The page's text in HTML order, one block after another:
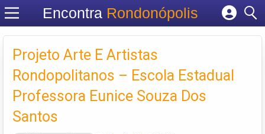
Encontra Rondonópolis
Cadastrar empresa
Criar conta
Projeto Arte E Artistas
Rondopolitanos – Escola Estadual
Professora Eunice Souza Dos
Santos